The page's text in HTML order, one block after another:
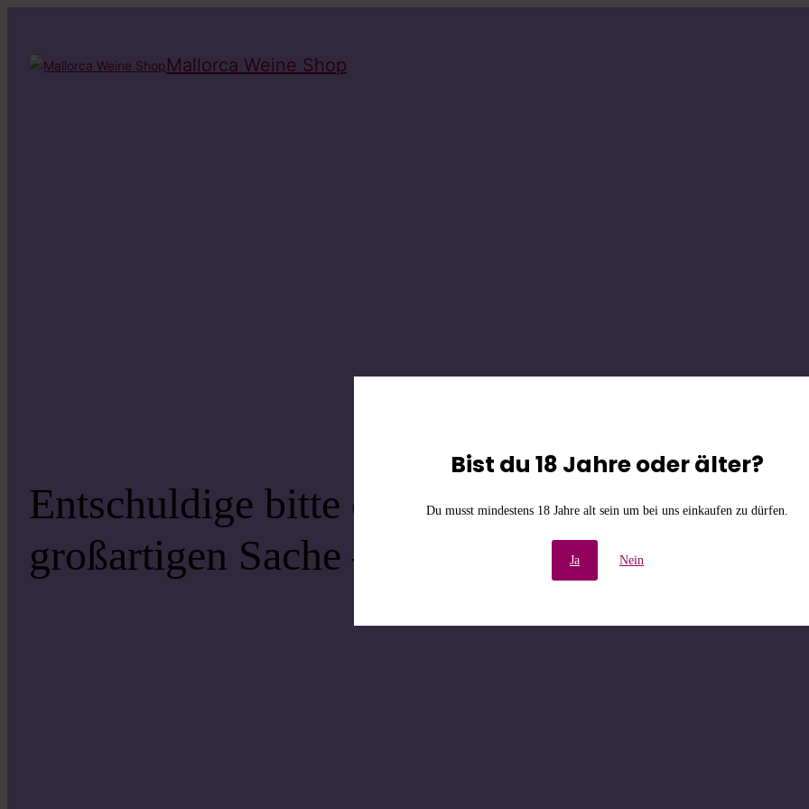
Bist du 18 Jahre oder älter?
Du musst mindestens 18 Jahre alt sein um bei uns einkaufen zu dürfen.
Ja Nein
Mallorca Weine Shop
Entschuldige bitte die Unannehmlichkeiten!
großartigen Sache – schau bald wieder vorbei!